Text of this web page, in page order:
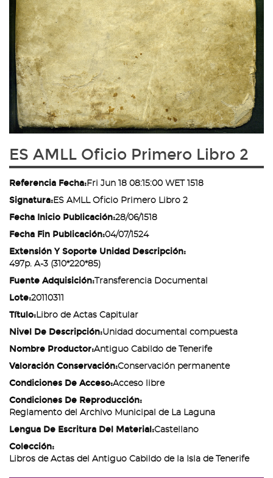
ES AMLL Oficio Primero Libro 2
Referencia Fecha: Fri Jun 18 08:15:00 WET 1518
Signatura: ES AMLL Oficio Primero Libro 2
Fecha Inicio Publicación:28/06/1518
Fecha Fin Publicación:04/07/1524
Extensión Y Soporte Unidad Descripción:
497p. A-3 (310*220*85)
Fuente Adquisición: Transferencia Documental
Lote:20110311
Título: Libro de Actas Capitular
Nivel De Descripción:Unidad documental compuesta
Nombre Productor:Antiguo Cabildo de Tenerife
Valoración Conservación:Conservación permanente
Condiciones De Acceso:Acceso libre
Condiciones De Reproducción:
Reglamento del Archivo Municipal de La Laguna
Lengua De Escritura Del Material:Castellano
Colección:
Libros de Actas del Antiguo Cabildo de la Isla de Tenerife